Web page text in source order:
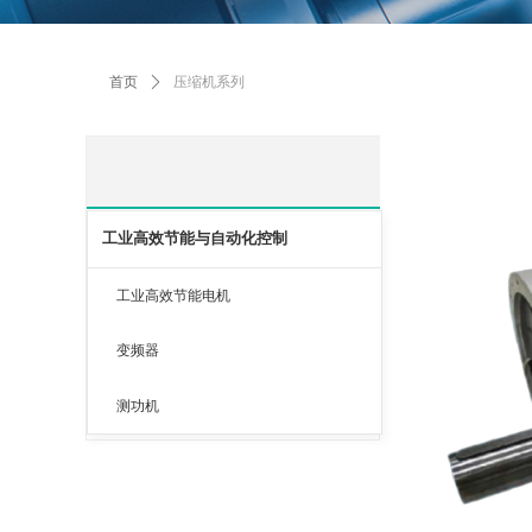
首页 ꄲ 压缩机系列
工业高效节能与自动化控制
工业高效节能电机
变频器
测功机